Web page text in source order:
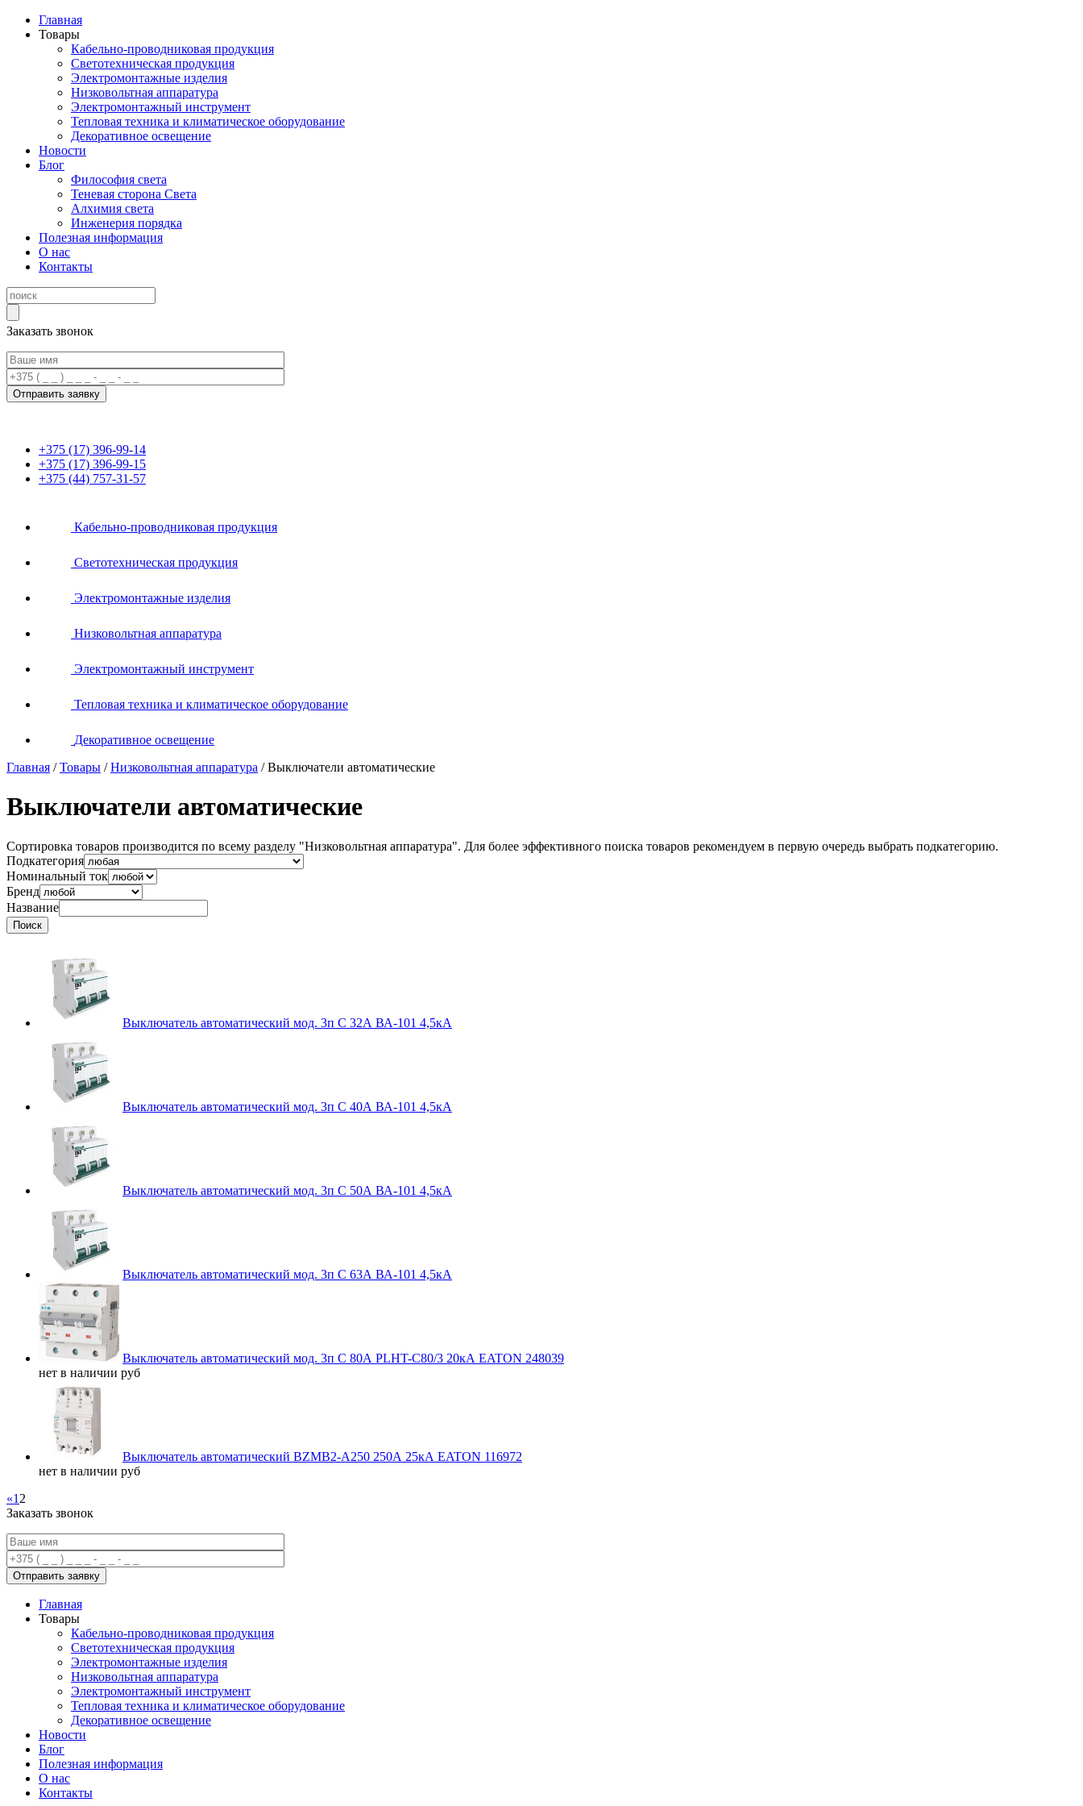
Главная
Товары
Кабельно-проводниковая продукция
Светотехническая продукция
Электромонтажные изделия
Низковольтная аппаратура
Электромонтажный инструмент
Тепловая техника и климатическое оборудование
Декоративное освещение
Новости
Блог
Философия света
Теневая сторона Света
Алхимия света
Инженерия порядка
Полезная информация
О нас
Контакты
Заказать звонок
+375 (17) 396-99-14
+375 (17) 396-99-15
+375 (44) 757-31-57
Кабельно-проводниковая продукция
Светотехническая продукция
Электромонтажные изделия
Низковольтная аппаратура
Электромонтажный инструмент
Тепловая техника и климатическое оборудование
Декоративное освещение
Главная /Товары /Низковольтная аппаратура /Выключатели автоматические
Выключатели автоматические
Сортировка товаров производится по всему разделу "Низковольтная аппаратура". Для более эффективного поиска товаров рекомендуем в первую очередь выбрать подкатегорию.
Подкатегория
Номинальный ток
Бренд
Название
Выключатель автоматический мод. 3п C 32А ВА-101 4,5кА
Выключатель автоматический мод. 3п C 40А ВА-101 4,5кА
Выключатель автоматический мод. 3п C 50А ВА-101 4,5кА
Выключатель автоматический мод. 3п C 63А ВА-101 4,5кА
Выключатель автоматический мод. 3п C 80А PLHT-C80/3 20кА EATON 248039
нет в наличии руб
Выключатель автоматический BZMB2-A250 250А 25кА EATON 116972
нет в наличии руб
«1 2
Заказать звонок
Главная
Товары
Кабельно-проводниковая продукция
Светотехническая продукция
Электромонтажные изделия
Низковольтная аппаратура
Электромонтажный инструмент
Тепловая техника и климатическое оборудование
Декоративное освещение
Новости
Блог
Полезная информация
О нас
Контакты